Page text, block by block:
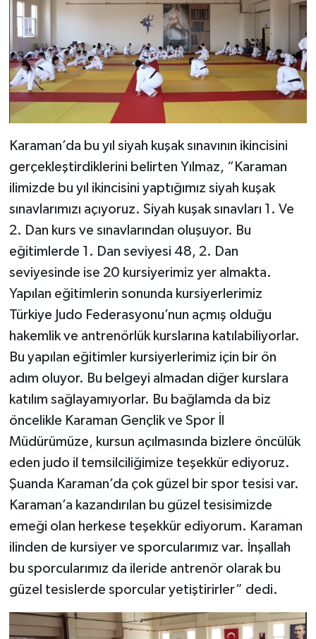
Karaman’da bu yıl siyah kuşak sınavının ikincisini
gerçekleştirdiklerini belirten Yılmaz, “Karaman
ilimizde bu yıl ikincisini yaptığımız siyah kuşak
sınavlarımızı açıyoruz. Siyah kuşak sınavları 1. Ve
2. Dan kurs ve sınavlarından oluşuyor. Bu
eğitimlerde 1. Dan seviyesi 48, 2. Dan
seviyesinde ise 20 kursiyerimiz yer almakta.
Yapılan eğitimlerin sonunda kursiyerlerimiz
Türkiye Judo Federasyonu’nun açmış olduğu
hakemlik ve antrenörlük kurslarına katılabiliyorlar.
Bu yapılan eğitimler kursiyerlerimiz için bir ön
adım oluyor. Bu belgeyi almadan diğer kurslara
katılım sağlayamıyorlar. Bu bağlamda da biz
öncelikle Karaman Gençlik ve Spor İl
Müdürümüze, kursun açılmasında bizlere öncülük
eden judo il temsilciliğimize teşekkür ediyoruz.
Şuanda Karaman’da çok güzel bir spor tesisi var.
Karaman’a kazandırılan bu güzel tesisimizde
emeği olan herkese teşekkür ediyorum. Karaman
ilinden de kursiyer ve sporcularımız var. İnşallah
bu sporcularımız da ileride antrenör olarak bu
güzel tesislerde sporcular yetiştirirler” dedi.